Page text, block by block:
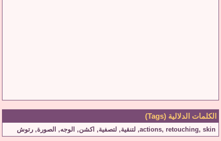
الكلمات الدلالية (Tags)
actions, retouching, skin
, لتنقية, لتصفية, اكشن, الوجه, الصورة, رتوش